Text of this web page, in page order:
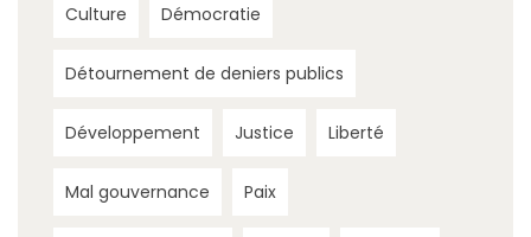
Culture Démocratie
Détournement de deniers publics
Développement Justice Liberté
Mal gouvernance Paix